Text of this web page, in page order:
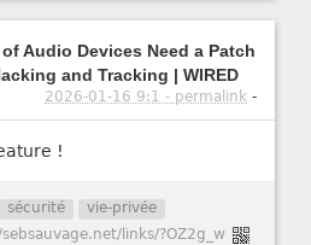
Audio Devices Need a Patch
and Tracking | WIRED
2026-01-16 9:1 - permalink -
!
sécurité vie-privée
links/?OZ2g_w